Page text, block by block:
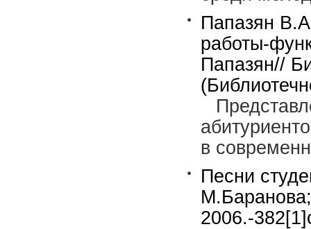
Папазян
работы-
Папазян//
в
Песни
2006.-